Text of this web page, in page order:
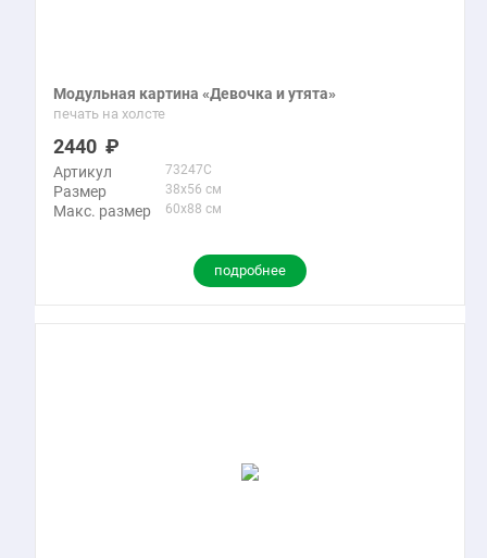
Модульная картина «Девочка и утята»
печать на холсте
2440
Артикул 73247C
Размер 38x56 см
Макс. размер 60x88 см
подробнее